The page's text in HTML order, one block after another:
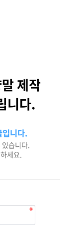
제작
니다.
입니다.
습니다.
세요.